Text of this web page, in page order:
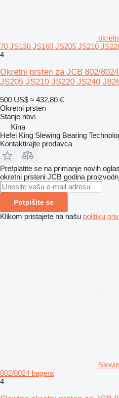
70 JS130 JS160 JS205 JS210
4
Okretni prsten za JCB 802/
JS205 JS210 JS220 JS240
500 US$ ≈ 432,80 €
Okretni prsten
Stanje novi
Kina
Hefei King Slewing Bearing
Kontaktirajte prodavca
Pretplatite se na primanje novih
okretni prsteni JCB godina
Potpišite se
Klikom pristajete na našu politiku
802/8024 bagera
4